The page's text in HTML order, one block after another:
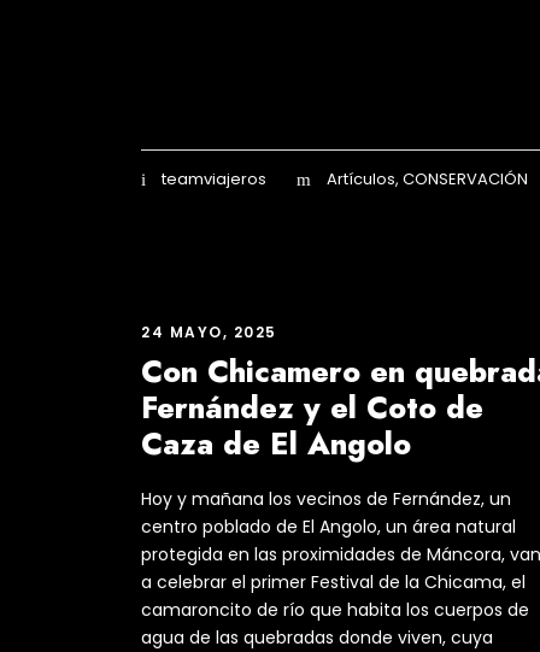
teamviajeros Artículos, CONSERVACIÓN
24 MAYO, 2025
Con Chicamero en
Fernández y el Coto de
Caza de El Angolo
Hoy y mañana los vecinos de Fernández, un
centro poblado de El Angolo, un área natural
protegida en las proximidades de Máncora, van
a celebrar el primer Festival de la Chicama, el
camaroncito de río que habita los cuerpos de
agua de las quebradas donde viven, cuya